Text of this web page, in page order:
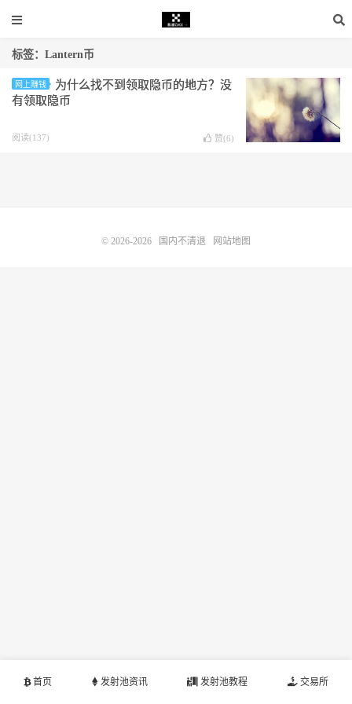
标签：Lantern币
网上赚钱
为什么找不到领取隐币的地方？没
有领取隐币
阅读(137) 赞(6)
首页 发射池资讯 发射池教程 交易所
© 2026-2026 国内不清退 网站地图